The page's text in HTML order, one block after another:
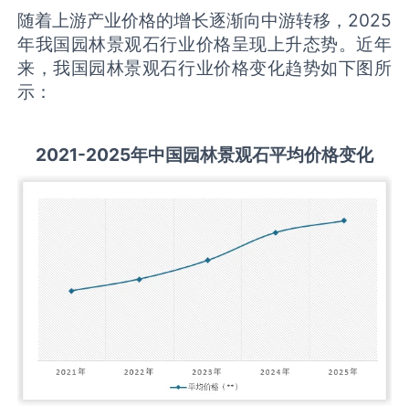
随着上游产业价格的增长逐渐向中游转移，2025
年我国园林景观石行业价格呈现上升态势。近年
来，我国园林景观石行业价格变化趋势如下图所
示：
2021-2025年中国园林景观石平均价格变化